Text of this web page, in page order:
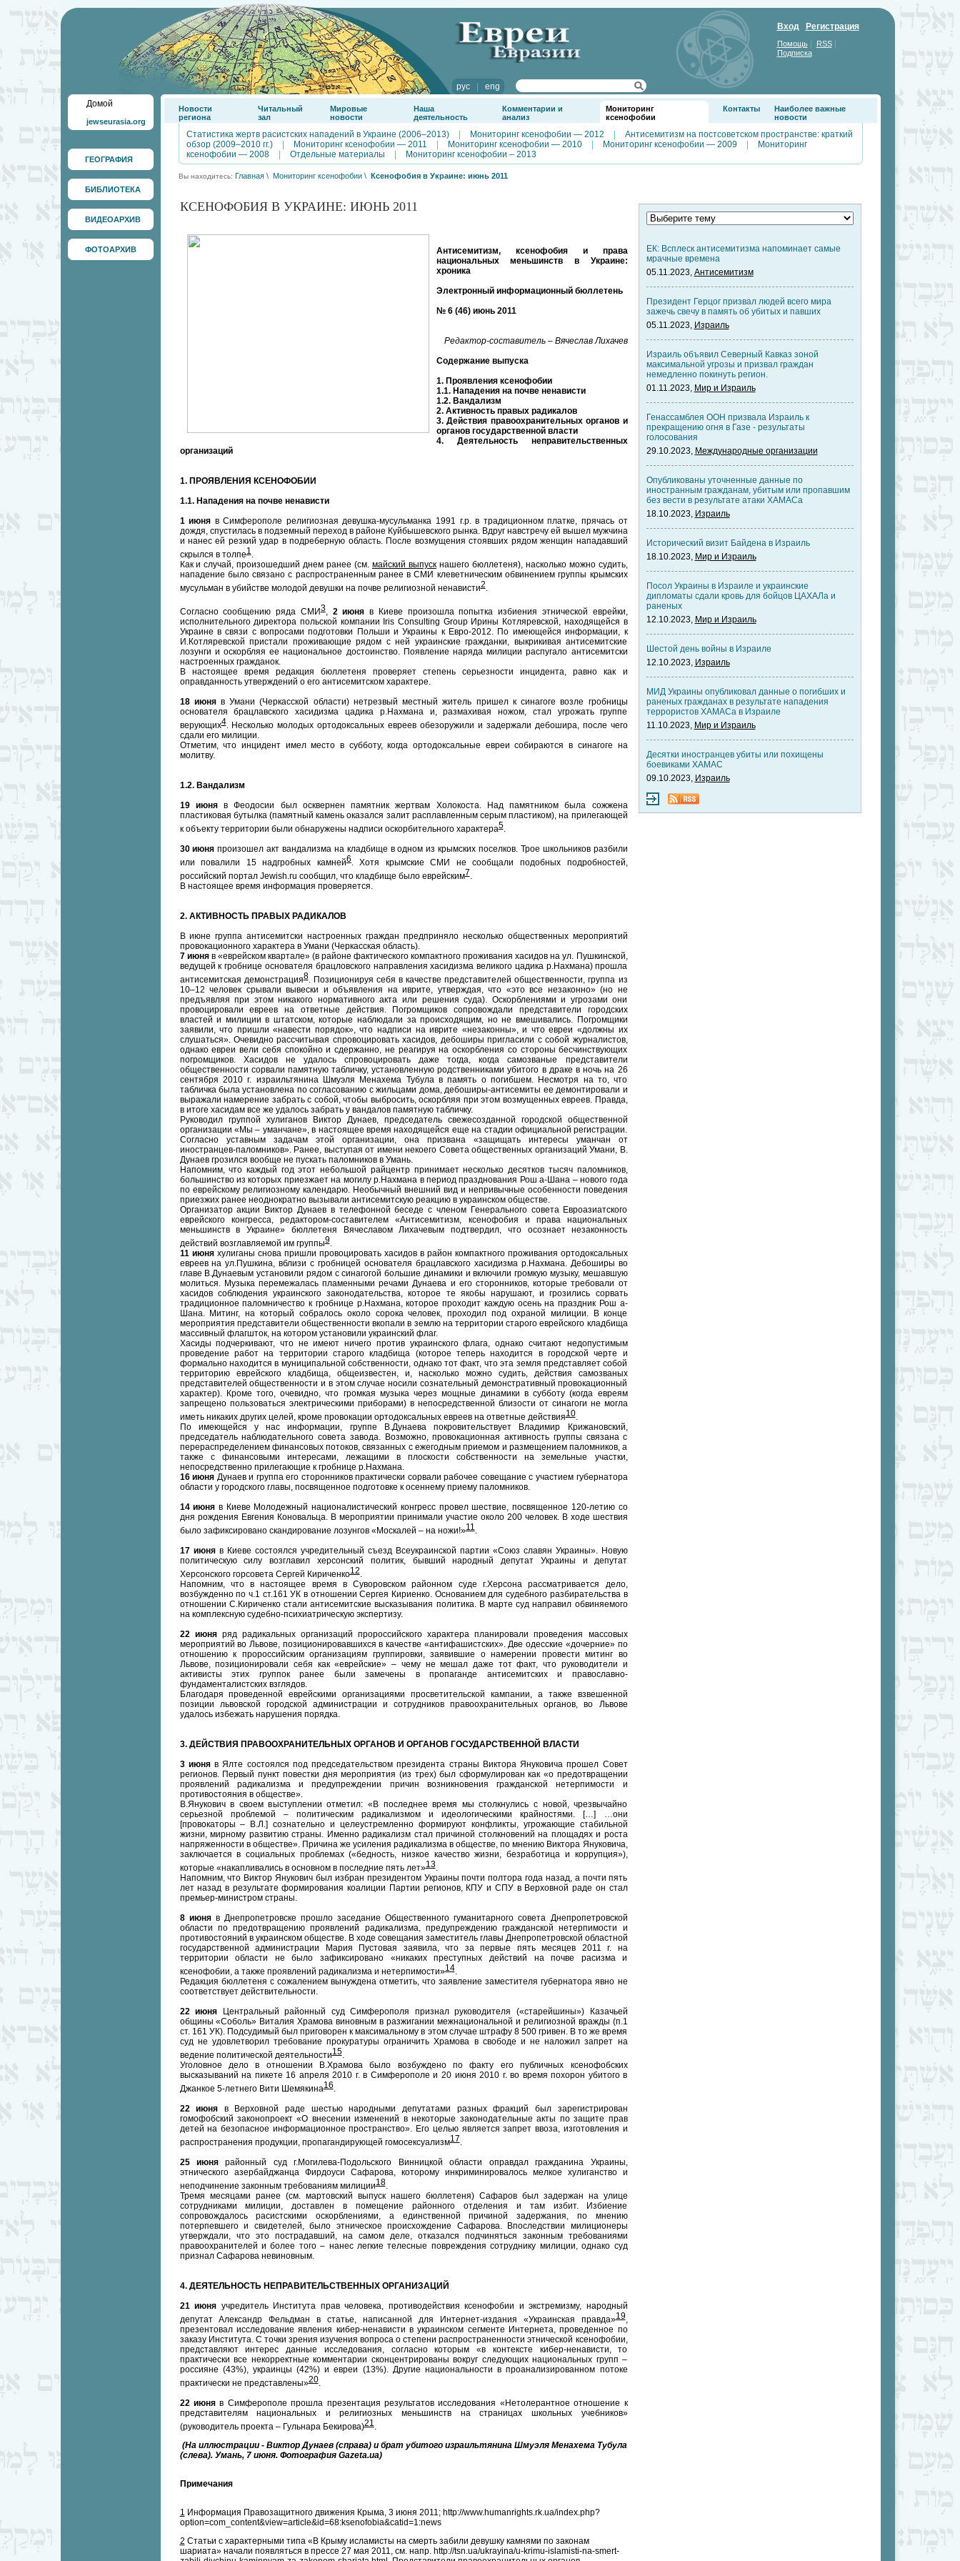
рус| eng
Вход Регистрация
Помощь| RSS|
Подписка
Домой
jewseurasia.org
ГЕОГРАФИЯ
БИБЛИОТЕКА
ВИДЕОАРХИВ
ФОТОАРХИВ
Новости
региона
Читальный
зал
Мировые
новости
Наша
деятельность
Комментарии и
анализ
Мониторинг
ксенофобии
Контакты
Наиболее важные
новости
Статистика жертв расистских нападений в Украине (2006–2013) Мониторинг ксенофобии — 2012
Антисемитизм на постсоветском пространстве: краткий
обзор (2009–2010 гг.)
Мониторинг ксенофобии — 2011 Мониторинг ксенофобии — 2010 Мониторинг ксенофобии — 2009
Мониторинг
ксенофобии — 2008
Отдельные материалы Мониторинг ксенофобии – 2013
Вы находитесь: Главная \ Мониторинг ксенофобии \ Ксенофобия в Украине: июнь 2011
КСЕНОФОБИЯ В УКРАИНЕ: ИЮНЬ 2011
Антисемитизм, ксенофобия и права
национальных меньшинств в Украине:
хроника
Электронный информационный бюллетень
№ 6 (46) июнь 2011
Редактор-составитель – Вячеслав Лихачев
Содержание выпуска
1. Проявления ксенофобии
1.1. Нападения на почве ненависти
1.2. Вандализм
2. Активность правых радикалов
3. Действия правоохранительных органов и
органов государственной власти
4. Деятельность неправительственных
организаций
1. ПРОЯВЛЕНИЯ КСЕНОФОБИИ
1.1. Нападения на почве ненависти
1 июня в Симферополе религиозная девушка-мусульманка 1991 г.р. в традиционном платке, прячась от
дождя, спустилась в подземный переход в районе Куйбышевского рынка. Вдруг навстречу ей вышел мужчина
и нанес ей резкий удар в подреберную область. После возмущения стоявших рядом женщин нападавший
скрылся в толпе1.
Как и случай, произошедший днем ранее (см. майский выпускнашего бюллетеня), насколько можно судить,
нападение было связано с распространенным ранее в СМИ клеветническим обвинением группы крымских
мусульман в убийстве молодой девушки на почве религиозной ненависти2.
Согласно сообщению ряда СМИ3, 2 июня в Киеве произошла попытка избиения этнической еврейки,
исполнительного директора польской компании Iris Consulting Group Ирины Котляревской, находящейся в
Украине в связи с вопросами подготовки Польши и Украины к Евро-2012. По имеющейся информации, к
И.Котляревской пристали проживающие рядом с ней украинские гражданки, выкрикивая антисемитские
лозунги и оскорбляя ее национальное достоинство. Появление наряда милиции распугало антисемитски
настроенных гражданок.
В настоящее время редакция бюллетеня проверяет степень серьезности инцидента, равно как и
оправданность утверждений о его антисемитском характере.
18 июняв Умани (Черкасской области) нетрезвый местный житель пришел к синагоге возле гробницы
основателя брацлавского хасидизма цадика р.Нахмана и, размахивая ножом, стал угрожать группе
верующих4. Несколько молодых ортодоксальных евреев обезоружили и задержали дебошира, после чего
сдали его милиции.
Отметим, что инцидент имел место в субботу, когда ортодоксальные евреи собираются в синагоге на
молитву.
1.2. Вандализм
19 июняв Феодосии был осквернен памятник жертвам Холокоста. Над памятником была сожжена
пластиковая бутылка (памятный камень оказался залит расплавленным серым пластиком), на прилегающей
к объекту территории были обнаружены надписи оскорбительного характера5.
30 июня произошел акт вандализма на кладбище в одном из крымских поселков. Трое школьников разбили
или повалили 15 надгробных камней6. Хотя крымские СМИ не сообщали подобных подробностей,
российский портал Jewish.ru сообщил, что кладбище было еврейским7.
В настоящее время информация проверяется.
2. АКТИВНОСТЬ ПРАВЫХ РАДИКАЛОВ
В июне группа антисемитски настроенных граждан предприняло несколько общественных мероприятий
провокационного характера в Умани (Черкасская область).
7 июняв «еврейском квартале» (в районе фактического компактного проживания хасидов на ул. Пушкинской,
ведущей к гробнице основателя брацловского направления хасидизма великого цадика р.Нахмана) прошла
антисемитская демонстрация8. Позиционируя себя в качестве представителей общественности, группа из
10–12 человек срывали вывески и объявления на иврите, утверждая, что «это все незаконно» (но не
предъявляя при этом никакого нормативного акта или решения суда). Оскорблениями и угрозами они
провоцировали евреев на ответные действия. Погромщиков сопровождали представители городских
властей и милиции в штатском, которые наблюдали за происходящим, но не вмешивались. Погромщики
заявили, что пришли «навести порядок», что надписи на иврите «незаконны», и что евреи «должны их
слушаться». Очевидно рассчитывая спровоцировать хасидов, дебоширы пригласили с собой журналистов,
однако евреи вели себя спокойно и сдержанно, не реагируя на оскорбления со стороны бесчинствующих
погромщиков. Хасидов не удалось спровоцировать даже тогда, когда самозваные представители
общественности сорвали памятную табличку, установленную родственниками убитого в драке в ночь на 26
сентября 2010 г. израильтянина Шмуэля Менахема Тубула в память о погибшем. Несмотря на то, что
табличка была установлена по согласованию с жильцами дома, дебоширы-антисемиты ее демонтировали и
выражали намерение забрать с собой, чтобы выбросить, оскорбляя при этом возмущенных евреев. Правда,
в итоге хасидам все же удалось забрать у вандалов памятную табличку.
Руководил группой хулиганов Виктор Дунаев, председатель свежесозданной городской общественной
организации «Мы – уманчане», в настоящее время находящейся еще на стадии официальной регистрации.
Согласно уставным задачам этой организации, она призвана «защищать интересы уманчан от
иностранцев-паломников». Ранее, выступая от имени некоего Совета общественных организаций Умани, В.
Дунаев грозился вообще не пускать паломников в Умань.
Напомним, что каждый год этот небольшой райцентр принимает несколько десятков тысяч паломников,
большинство из которых приезжает на могилу р.Нахмана в период празднования Рош а-Шана – нового года
по еврейскому религиозному календарю. Необычный внешний вид и непривычные особенности поведения
приезжих ранее неоднократно вызывали антисемитскую реакцию в украинском обществе.
Организатор акции Виктор Дунаев в телефонной беседе с членом Генерального совета Евроазиатского
еврейского конгресса, редактором-составителем «Антисемитизм, ксенофобия и права национальных
меньшинств в Украине» бюллетеня Вячеславом Лихачевым подтвердил, что осознает незаконность
действий возглавляемой им группы9.
11 июня хулиганы снова пришли провоцировать хасидов в район компактного проживания ортодоксальных
евреев на ул.Пушкина, вблизи с гробницей основателя брацлавского хасидизма р.Нахмана. Дебоширы во
главе В.Дунаевым установили рядом с синагогой большие динамики и включили громкую музыку, мешавшую
молиться. Музыка перемежалась пламенными речами Дунаева и его сторонников, которые требовали от
хасидов соблюдения украинского законодательства, которое те якобы нарушают, и грозились сорвать
традиционное паломничество к гробнице р.Нахмана, которое проходит каждую осень на праздник Рош а-
Шана. Митинг, на который собралось около сорока человек, проходил под охраной милиции. В конце
мероприятия представители общественности вкопали в землю на территории старого еврейского кладбища
массивный флагшток, на котором установили украинский флаг.
Хасиды подчеркивают, что не имеют ничего против украинского флага, однако считают недопустимым
проведение работ на территории старого кладбища (которое теперь находится в городской черте и
формально находится в муниципальной собственности, однако тот факт, что эта земля представляет собой
территорию еврейского кладбища, общеизвестен, и, насколько можно судить, действия самозваных
представителей общественности и в этом случае носили сознательный демонстративный провокационный
характер). Кроме того, очевидно, что громкая музыка через мощные динамики в субботу (когда евреям
запрещено пользоваться электрическими приборами) в непосредственной близости от синагоги не могла
иметь никаких других целей, кроме провокации ортодоксальных евреев на ответные действия10.
По имеющейся у нас информации, группе В.Дунаева покровительствует Владимир Крижановский,
председатель наблюдательного совета завода. Возможно, провокационная активность группы связана с
перераспределением финансовых потоков, связанных с ежегодным приемом и размещением паломников, а
также с финансовыми интересами, лежащими в плоскости собственности на земельные участки,
непосредственно прилегающие к гробнице р.Нахмана.
16 июня Дунаев и группа его сторонников практически сорвали рабочее совещание с участием губернатора
области у городского главы, посвященное подготовке к осеннему приему паломников.
14 июня в Киеве Молодежный националистический конгресс провел шествие, посвященное 120-летию со
дня рождения Евгения Коновальца. В мероприятии принимали участие около 200 человек. В ходе шествия
было зафиксировано скандирование лозунгов «Москалей – на ножи!»11.
17 июняв Киеве состоялся учредительный съезд Всеукраинской партии «Союз славян Украины». Новую
политическую силу возглавил херсонский политик, бывший народный депутат Украины и депутат
Херсонского горсовета Сергей Кириченко12.
Напомним, что в настоящее время в Суворовском районном суде г.Херсона рассматривается дело,
возбужденно по ч.1 ст.161 УК в отношении Сергея Кириенко. Основанием для судебного разбирательства в
отношении С.Кириченко стали антисемитские высказывания политика. В марте суд направил обвиняемого
на комплексную судебно-психиатрическую экспертизу.
22 июняряд радикальных организаций пророссийского характера планировали проведения массовых
мероприятий во Львове, позиционировавшихся в качестве «антифашистских». Две одесские «дочерние» по
отношению к пророссийским организациям группировки, заявившие о намерении провести митинг во
Львове, позиционировали себя как «еврейские» – чему не мешал даже тот факт, что руководители и
активисты этих группок ранее были замечены в пропаганде антисемитских и православно-
фундаменталистских взглядов.
Благодаря проведенной еврейскими организациями просветительской кампании, а также взвешенной
позиции львовской городской администрации и сотрудников правоохранительных органов, во Львове
удалось избежать нарушения порядка.
3. ДЕЙСТВИЯ ПРАВООХРАНИТЕЛЬНЫХ ОРГАНОВ И ОРГАНОВ ГОСУДАРСТВЕННОЙ ВЛАСТИ
3 июняв Ялте состоялся под председательством президента страны Виктора Януковича прошел Совет
регионов. Первый пункт повестки дня мероприятия (из трех) был сформулирован как «о предотвращении
проявлений радикализма и предупреждении причин возникновения гражданской нетерпимости и
противостояния в обществе».
В.Янукович в своем выступлении отметил: «В последнее время мы столкнулись с новой, чрезвычайно
серьезной проблемой – политическим радикализмом и идеологическими крайностями. […] …они
[провокаторы – В.Л.] сознательно и целеустремленно формируют конфликты, угрожающие стабильной
жизни, мирному развитию страны. Именно радикализм стал причиной столкновений на площадях и роста
напряженности в обществе». Причина же усиления радикализма в обществе, по мнению Виктора Януковича,
заключается в социальных проблемах («бедность, низкое качество жизни, безработица и коррупция»),
которые «накапливались в основном в последние пять лет»13.
Напомним, что Виктор Янукович был избран президентом Украины почти полтора года назад, а почти пять
лет назад в результате формирования коалиции Партии регионов, КПУ и СПУ в Верховной раде он стал
премьер-министром страны.
8 июня в Днепропетровске прошло заседание Общественного гуманитарного совета Днепропетровской
области по предотвращению проявлений радикализма, предупреждению гражданской нетерпимости и
противостояний в украинском обществе. В ходе совещания заместитель главы Днепропетровской областной
государственной администрации Мария Пустовая заявила, что за первые пять месяцев 2011 г. на
территории области не было зафиксировано «никаких преступных действий на почве расизма и
ксенофобии, а также проявлений радикализма и нетерпимости»14.
Редакция бюллетеня с сожалением вынуждена отметить, что заявление заместителя губернатора явно не
соответствует действительности.
22 июня Центральный районный суд Симферополя признал руководителя («старейшины») Казачьей
общины «Соболь» Виталия Храмова виновным в разжигании межнациональной и религиозной вражды (п.1
ст. 161 УК). Подсудимый был приговорен к максимальному в этом случае штрафу 8 500 гривен. В то же время
суд не удовлетворил требование прокуратуры ограничить Храмова в свободе и не наложил запрет на
ведение политической деятельности15.
Уголовное дело в отношении В.Храмова было возбуждено по факту его публичных ксенофобских
высказываний на пикете 16 апреля 2010 г. в Симферополе и 20 июня 2010 г. во время похорон убитого в
Джанкое 5-летнего Вити Шемякина16.
22 июня в Верховной раде шестью народными депутатами разных фракций был зарегистрирован
гомофобский законопроект «О внесении изменений в некоторые законодательные акты по защите прав
детей на безопасное информационное пространство». Его целью является запрет ввоза, изготовления и
распространения продукции, пропагандирующей гомосексуализм17.
25 июнярайонный суд г.Могилева-Подольского Винницкой области оправдал гражданина Украины,
этнического азербайджанца Фирдоуси Сафарова, которому инкриминировалось мелкое хулиганство и
неподчинение законным требованиям милиции18.
Тремя месяцами ранее (см. мартовский выпуск нашего бюллетеня) Сафаров был задержан на улице
сотрудниками милиции, доставлен в помещение районного отделения и там избит. Избиение
сопровождалось расистскими оскорблениями, а единственной причиной задержания, по мнению
потерпевшего и свидетелей, было этническое происхождение Сафарова. Впоследствии милиционеры
утверждали, что это пострадавший, на самом деле, отказался подчиняться законным требованиями
правоохранителей и более того – нанес легкие телесные повреждения сотруднику милиции, однако суд
признал Сафарова невиновным.
4. ДЕЯТЕЛЬНОСТЬ НЕПРАВИТЕЛЬСТВЕННЫХ ОРГАНИЗАЦИЙ
21 июня учредитель Института прав человека, противодействия ксенофобии и экстремизму, народный
депутат Александр Фельдман в статье, написанной для Интернет-издания «Украинская правда»19,
презентовал исследование явления кибер-ненависти в украинском сегменте Интернета, проведенное по
заказу Института. С точки зрения изучения вопроса о степени распространенности этнической ксенофобии,
представляют интерес данные исследования, согласно которым «в контексте кибер-ненависти, то
практически все некорректные комментарии сконцентрированы вокруг следующих национальных групп –
россияне (43%), украинцы (42%) и евреи (13%). Другие национальности в проанализированном потоке
практически не представлены»20.
22 июняв Симферополе прошла презентация результатов исследования «Нетолерантное отношение к
представителям национальных и религиозных меньшинств на страницах школьных учебников»
(руководитель проекта – Гульнара Бекирова)21.
(На иллюстрации - Виктор Дунаев (справа) и брат убитого израильтянина Шмуэля Менахема Тубула
(слева). Умань, 7 июня. Фотография Gazeta.ua)
Примечания
1 Информация Правозащитного движения Крыма, 3 июня 2011; http://www.humanrights.rk.ua/index.php?
option=com_content&view=article&id=68:ksenofobia&catid=1:news
2 Статьи с характерными типа «В Крыму исламисты на смерть забили девушку камнями по законам
шариата» начали появляться в прессе 27 мая 2011, см. напр. http://tsn.ua/ukrayina/u-krimu-islamisti-na-smert-
ЕК: Всплеск антисемитизма напоминает самые
мрачные времена
05.11.2023, Антисемитизм
Президент Герцог призвал людей всего мира
зажечь свечу в память об убитых и павших
05.11.2023, Израиль
Израиль объявил Северный Кавказ зоной
максимальной угрозы и призвал граждан
немедленно покинуть регион.
01.11.2023, Мир и Израиль
Генассамблея ООН призвала Израиль к
прекращению огня в Газе - результаты
голосования
29.10.2023, Международные организации
Опубликованы уточненные данные по
иностранным гражданам, убитым или пропавшим
без вести в результате атаки ХАМАСа
18.10.2023, Израиль
Исторический визит Байдена в Израиль
18.10.2023, Мир и Израиль
Посол Украины в Израиле и украинские
дипломаты сдали кровь для бойцов ЦАХАЛа и
раненых
12.10.2023, Мир и Израиль
Шестой день войны в Израиле
12.10.2023, Израиль
МИД Украины опубликовал данные о погибших и
раненых гражданах в результате нападения
террористов ХАМАСа в Израиле
11.10.2023, Мир и Израиль
Десятки иностранцев убиты или похищены
боевиками ХАМАС
09.10.2023, Израиль